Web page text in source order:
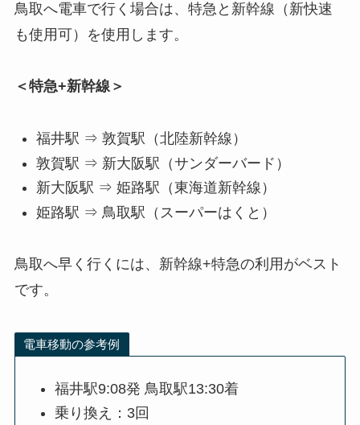
鳥取へ電車で行く場合は、特急と新幹線（新快速
も使用可）を使用します。
＜特急+新幹線＞
福井駅 ⇒ 敦賀駅（北陸新幹線）
敦賀駅 ⇒ 新大阪駅（サンダーバード）
新大阪駅 ⇒ 姫路駅（東海道新幹線）
姫路駅 ⇒ 鳥取駅（スーパーはくと）
鳥取へ早く行くには、新幹線+特急の利用がベスト
です。
電車移動の参考例
福井駅9:08発 鳥取駅13:30着
乗り換え：3回